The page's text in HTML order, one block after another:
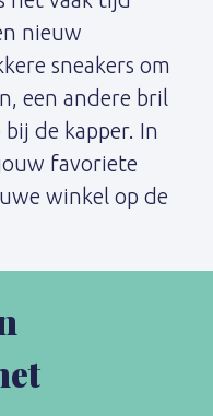
nieuw
sneakers om
een andere bril
de kapper. In
favoriete
winkel op de